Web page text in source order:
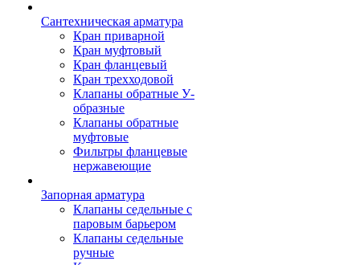
Сантехническая арматура
Кран приварной
Кран муфтовый
Кран фланцевый
Кран трехходовой
Клапаны обратные У-
образные
Клапаны обратные
муфтовые
Фильтры фланцевые
нержавеющие
Запорная арматура
Клапаны седельные с
паровым барьером
Клапаны седельные
ручные